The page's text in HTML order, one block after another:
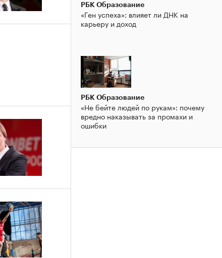
РБК Образование
«Ген успеха»: влияет ли ДНК на
карьеру и доход
РБК Образование
«Не бейте людей по рукам»: почему
вредно наказывать за промахи и
ошибки